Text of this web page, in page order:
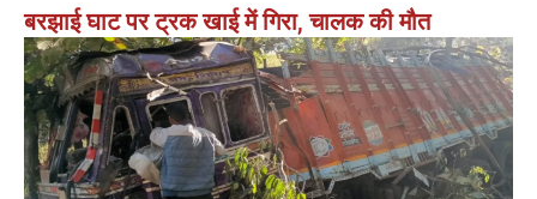
बरझाई घाट पर ट्रक खाई में गिरा, चालक की मौत